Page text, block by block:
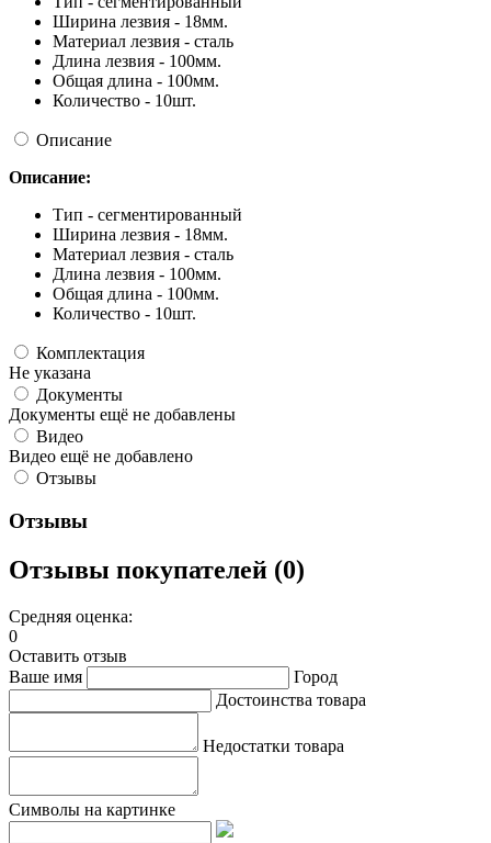
Ширина лезвия - 18мм.
Материал лезвия - сталь
Длина лезвия - 100мм.
Общая длина - 100мм.
Количество - 10шт.
Описание
Описание:
Тип - сегментированный
Ширина лезвия - 18мм.
Материал лезвия - сталь
Длина лезвия - 100мм.
Общая длина - 100мм.
Количество - 10шт.
Комплектация
Не указана
Документы
Документы ещё не добавлены
Видео
Видео ещё не добавлено
Отзывы
Отзывы
Отзывы покупателей (0)
Средняя оценка:
0
Оставить отзыв
Ваше имя
Город
Достоинства товара
Недостатки товара
Символы на картинке